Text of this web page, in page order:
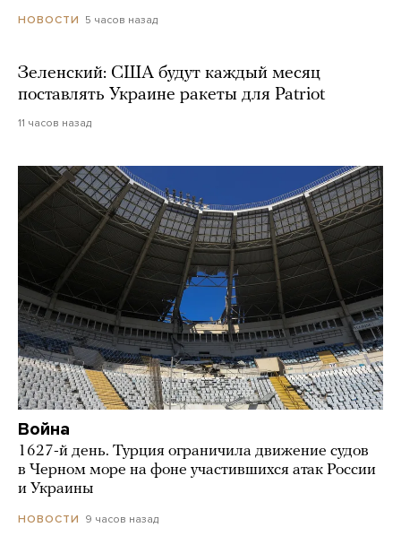
НОВОСТИ 5 часов назад
Зеленский: США будут каждый месяц
поставлять Украине ракеты для Patriot
11 часов назад
Война
1627-й день. Турция ограничила движение судов
в Черном море на фоне участившихся атак России
и Украины
НОВОСТИ 9 часов назад